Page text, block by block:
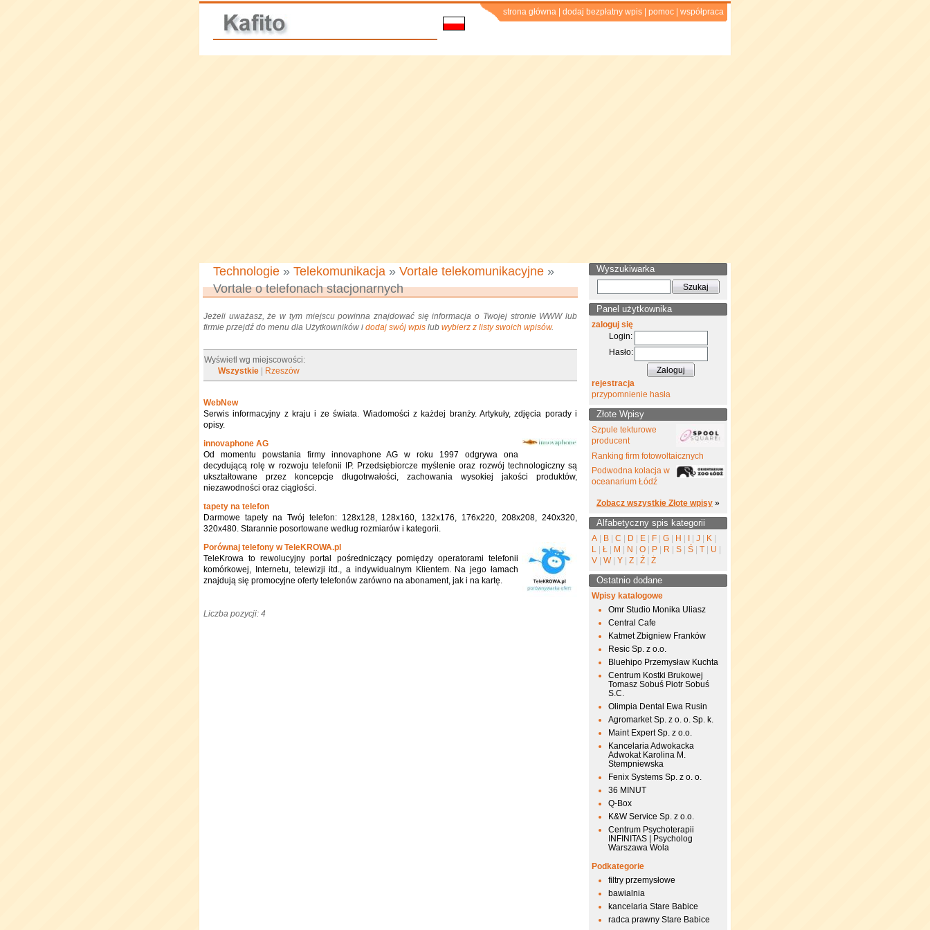
strona główna dodaj bezpłatny wpis pomoc współpraca
Technologie » Telekomunikacja » Vortale telekomunikacyjne »
Vortale o telefonach stacjonarnych
Jeżeli uważasz, że w tym miejscu powinna znajdować się informacja o Twojej stronie WWW lub
firmie przejdź do menu dla Użytkowników i dodaj swój wpis lub wybierz z listy swoich wpisów.
Wyświetl wg miejscowości:
Wszystkie
Rzeszów
WebNew
Serwis informacyjny z kraju i ze świata. Wiadomości z każdej branży. Artykuły, zdjęcia porady i
opisy.
innovaphone AG
Od momentu powstania firmy innovaphone AG w roku 1997 odgrywa ona
decydującą rolę w rozwoju telefonii IP. Przedsiębiorcze myślenie oraz rozwój technologiczny są
ukształtowane przez koncepcje długotrwałości, zachowania wysokiej jakości produktów,
niezawodności oraz ciągłości.
tapety na telefon
Darmowe tapety na Twój telefon: 128x128, 128x160, 132x176, 176x220, 208x208, 240x320,
320x480. Starannie posortowane według rozmiarów i kategorii.
Porównaj telefony w TeleKROWA.pl
TeleKrowa to rewolucyjny portal pośredniczący pomiędzy operatorami telefonii
komórkowej, Internetu, telewizji itd., a indywidualnym Klientem. Na jego łamach
znajdują się promocyjne oferty telefonów zarówno na abonament, jak i na kartę.
Liczba pozycji: 4
Wyszukiwarka
Panel użytkownika
zaloguj się
Login:
Hasło:
rejestracja
przypomnienie hasła
Złote Wpisy
Szpule tekturowe
producent
Ranking firm fotowoltaicznych
Podwodna kolacja w
oceanarium Łódź
Zobacz wszystkie Złote wpisy »
Alfabetyczny spis kategorii
A B C D E F G H J K
L
Ł M N O P R S Ś T U
V
W Y Z Ź Ż
Ostatnio dodane
Wpisy katalogowe
Omr Studio Monika Uliasz
Central Cafe
Katmet Zbigniew Franków
Resic Sp. z o.o.
Bluehipo Przemysław Kuchta
Centrum Kostki Brukowej
Tomasz Sobuś Piotr Sobuś
S.C.
Olimpia Dental Ewa Rusin
Agromarket Sp. z o. o. Sp. k.
Maint Expert Sp. z o.o.
Kancelaria Adwokacka
Adwokat Karolina M.
Stempniewska
Fenix Systems Sp. z o. o.
36 MINUT
Q-Box
K&W Service Sp. z o.o.
Centrum Psychoterapii
INFINITAS | Psycholog
Warszawa Wola
Podkategorie
filtry przemysłowe
bawialnia
kancelaria Stare Babice
radca prawny Stare Babice